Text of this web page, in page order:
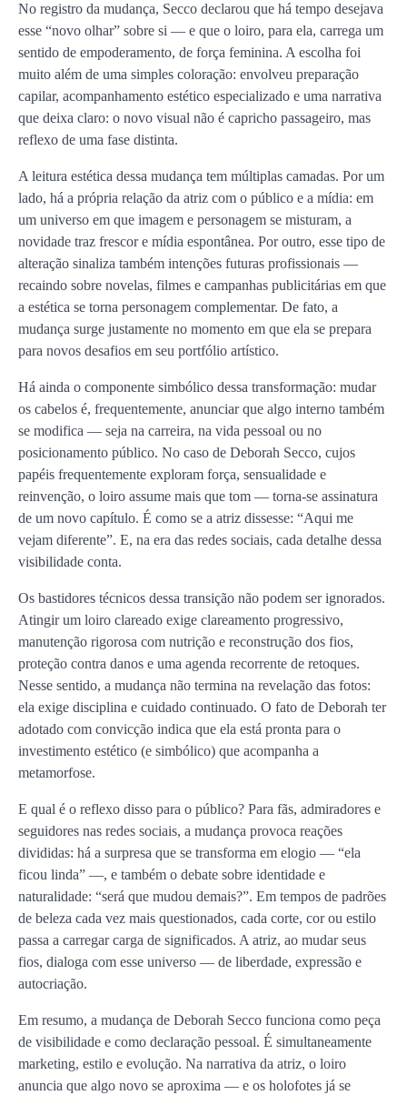
No registro da mudança, Secco declarou que há tempo desejava
esse “novo olhar” sobre si — e que o loiro, para ela, carrega um
sentido de empoderamento, de força feminina. A escolha foi
muito além de uma simples coloração: envolveu preparação
capilar, acompanhamento estético especializado e uma narrativa
que deixa claro: o novo visual não é capricho passageiro, mas
reflexo de uma fase distinta.
A leitura estética dessa mudança tem múltiplas camadas. Por um
lado, há a própria relação da atriz com o público e a mídia: em
um universo em que imagem e personagem se misturam, a
novidade traz frescor e mídia espontânea. Por outro, esse tipo de
alteração sinaliza também intenções futuras profissionais —
recaindo sobre novelas, filmes e campanhas publicitárias em que
a estética se torna personagem complementar. De fato, a
mudança surge justamente no momento em que ela se prepara
para novos desafios em seu portfólio artístico.
Há ainda o componente simbólico dessa transformação: mudar
os cabelos é, frequentemente, anunciar que algo interno também
se modifica — seja na carreira, na vida pessoal ou no
posicionamento público. No caso de Deborah Secco, cujos
papéis frequentemente exploram força, sensualidade e
reinvenção, o loiro assume mais que tom — torna-se assinatura
de um novo capítulo. É como se a atriz dissesse: “Aqui me
vejam diferente”. E, na era das redes sociais, cada detalhe dessa
visibilidade conta.
Os bastidores técnicos dessa transição não podem ser ignorados.
Atingir um loiro clareado exige clareamento progressivo,
manutenção rigorosa com nutrição e reconstrução dos fios,
proteção contra danos e uma agenda recorrente de retoques.
Nesse sentido, a mudança não termina na revelação das fotos:
ela exige disciplina e cuidado continuado. O fato de Deborah ter
adotado com convicção indica que ela está pronta para o
investimento estético (e simbólico) que acompanha a
metamorfose.
E qual é o reflexo disso para o público? Para fãs, admiradores e
seguidores nas redes sociais, a mudança provoca reações
divididas: há a surpresa que se transforma em elogio — “ela
ficou linda” —, e também o debate sobre identidade e
naturalidade: “será que mudou demais?”. Em tempos de padrões
de beleza cada vez mais questionados, cada corte, cor ou estilo
passa a carregar carga de significados. A atriz, ao mudar seus
fios, dialoga com esse universo — de liberdade, expressão e
autocriação.
Em resumo, a mudança de Deborah Secco funciona como peça
de visibilidade e como declaração pessoal. É simultaneamente
marketing, estilo e evolução. Na narrativa da atriz, o loiro
anuncia que algo novo se aproxima — e os holofotes já se